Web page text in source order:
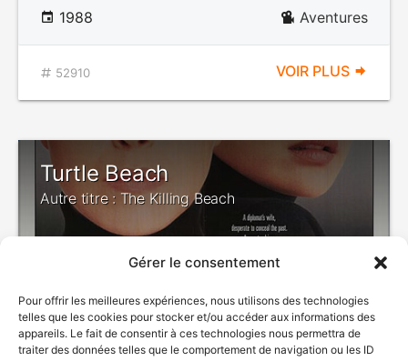
Gérer le consentement
Pour offrir les meilleures expériences, nous utilisons des technologies
telles que les cookies pour stocker et/ou accéder aux informations des
appareils. Le fait de consentir à ces technologies nous permettra de
traiter des données telles que le comportement de navigation ou les ID
1988 Aventures
52910 VOIR PLUS
Turtle Beach
Autre titre : The Killing Beach
VIOLENCE